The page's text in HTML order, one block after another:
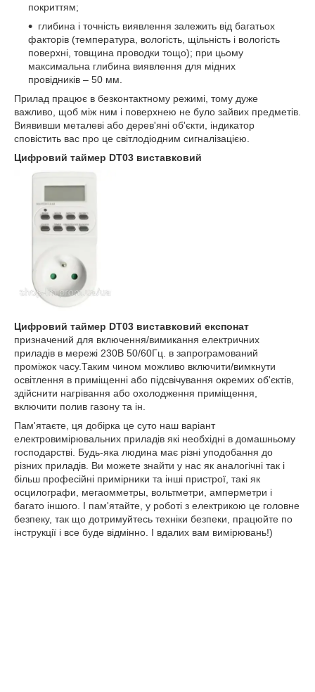
покриттям;
глибина і точність виявлення залежить від багатьох
факторів (температура, вологість, щільність і вологість
поверхні, товщина проводки тощо); при цьому
максимальна глибина виявлення для мідних
провідників – 50 мм.
Прилад працює в безконтактному режимі, тому дуже
важливо, щоб між ним і поверхнею не було зайвих предметів.
Виявивши металеві або дерев'яні об'єкти, індикатор
сповістить вас про це світлодіодним сигналізацією.
Цифровий таймер DT03 виставковий
Цифровий таймер DT03 виставковий експонат
призначений для включення/вимикання електричних
приладів в мережі 230В 50/60Гц. в запрограмований
проміжок часу.Таким чином можливо включити/вимкнути
освітлення в приміщенні або підсвічування окремих об'єктів,
здійснити нагрівання або охолодження приміщення,
включити полив газону та ін.
Пам'ятаєте, ця добірка це суто наш варіант
електровимірювальних приладів які необхідні в домашньому
господарстві. Будь-яка людина має різні уподобання до
різних приладів. Ви можете знайти у нас як аналогічні так і
більш професійні примірники та інші пристрої, такі як
осцилографи, мегаомметры, вольтметри, амперметри і
багато іншого. І пам'ятайте, у роботі з електрикою це головне
безпеку, так що дотримуйтесь техніки безпеки, працюйте по
інструкції і все буде відмінно. І вдалих вам вимірювань!)